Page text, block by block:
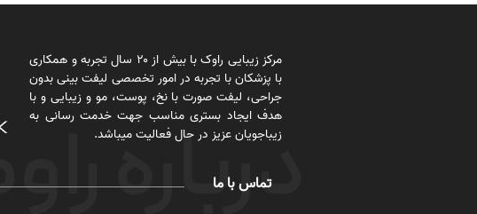
مرکز زیبایی راوک با بیش از ۲۰ سال تجربه و همکاری
با پزشکان با تجربه در امور تخصصی لیفت بینی بدون
جراحی، لیفت صورت با نخ، پوست، مو و زیبایی و با
هدف ایجاد بستری مناسب جهت خدمت رسانی به
زیباجویان عزیز در حال فعالیت میباشد.
تماس با ما